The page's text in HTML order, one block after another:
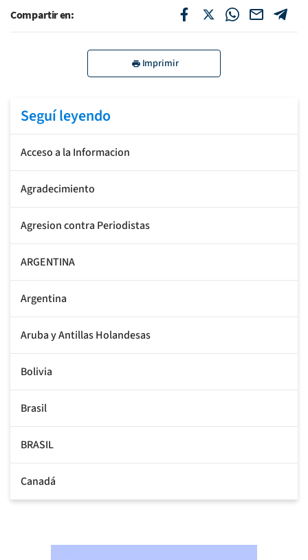
Compartir en:
Imprimir
Seguí leyendo
Acceso a la Informacion
Agradecimiento
Agresion contra Periodistas
ARGENTINA
Argentina
Aruba y Antillas Holandesas
Bolivia
Brasil
BRASIL
Canadá